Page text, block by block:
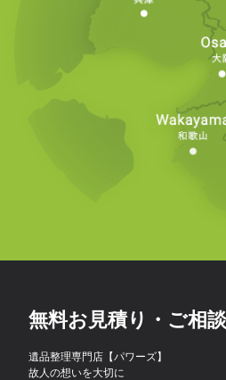
無料お見積り・ご相談
遺品整理専門店【パワーズ】
故人の想いを大切に